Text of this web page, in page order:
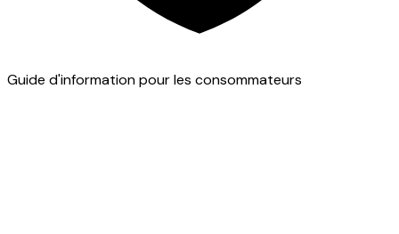
Guide d'information pour les consommateurs